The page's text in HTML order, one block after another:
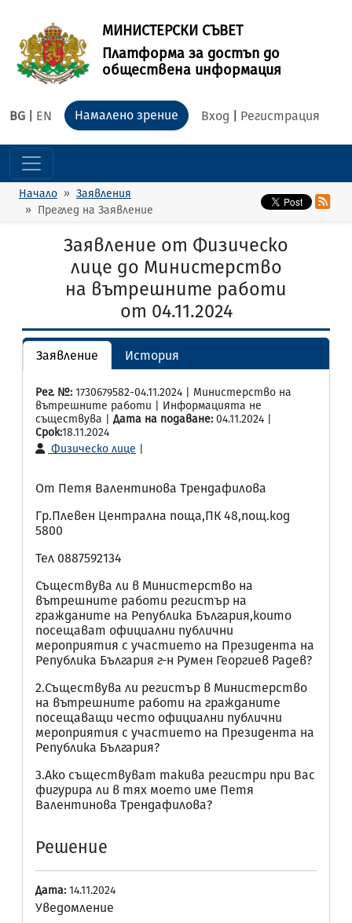
МИНИСТЕРСКИ СЪВЕТ
Платформа за достъп до
обществена информация
BG EN Вход Регистрация
Намалено зрение
Начало
Заявления
Преглед на Заявление
Заявление от Физическо
лице до Министерство
на вътрешните работи
от 04.11.2024
Заявление История
Рег. №: 1730679582-04.11.2024 | Министерство на
вътрешните работи | Информацията не
съществува | Дата на подаване: 04.11.2024 |
Срок:18.11.2024
Физическо лице
От Петя Валентинова Трендафилова
Гр.Плевен Централна поща,ПК 48,пощ.код
5800
Тел 0887592134
Съществува ли в Министерство на
вътрешните работи регистър на
гражданите на Република България,които
посещават официални публични
мероприятия с участието на Президента на
Република България г-н Румен Георгиев Радев?
2.Съществува ли регистър в Министерство
на вътрешните работи на гражданите
посещаващи често официални публични
мероприятия с участието на Президента на
Република България?
3.Ако съществуват такива регистри при Вас
фигурира ли в тях моето име Петя
Валентинова Трендафилова?
Решение
Дата: 14.11.2024
Уведомление